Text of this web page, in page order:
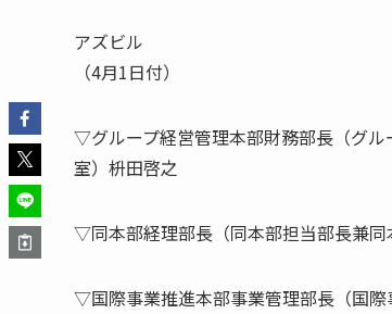
アズビル
（4月1日付）
▽グループ経営管理本部財務部長（グル
室）枡田啓之
▽同本部経理部長（同本部担当部長兼
▽国際事業推進本部事業管理部長（国